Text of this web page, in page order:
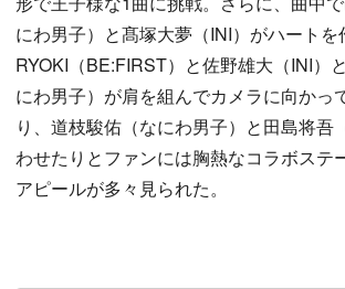
にわ男子）と髙塚大夢（INI）がハートを
RYOKI（BE:FIRST）と佐野雄大（INI）
にわ男子）が肩を組んでカメラに向かっ
り、道枝駿佑（なにわ男子）と田島将吾
わせたりとファンには胸熱なコラボステ
アピールが多々見られた。